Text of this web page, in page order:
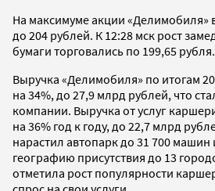
На максимуме акции «Делимобиля»
до 204 рублей. К 12:28 мск рост
бумаги торговались по 199,65 рубля.
Выручка «Делимобиля» по итогам
на 34%, до 27,9 млрд рублей, что
компании. Выручка от услуг
на 36% год к году, до 22,7 млрд
нарастил автопарк до 31 700
географию присутствия до 13
отметила рост популярности